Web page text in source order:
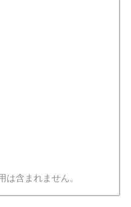
含まれません。